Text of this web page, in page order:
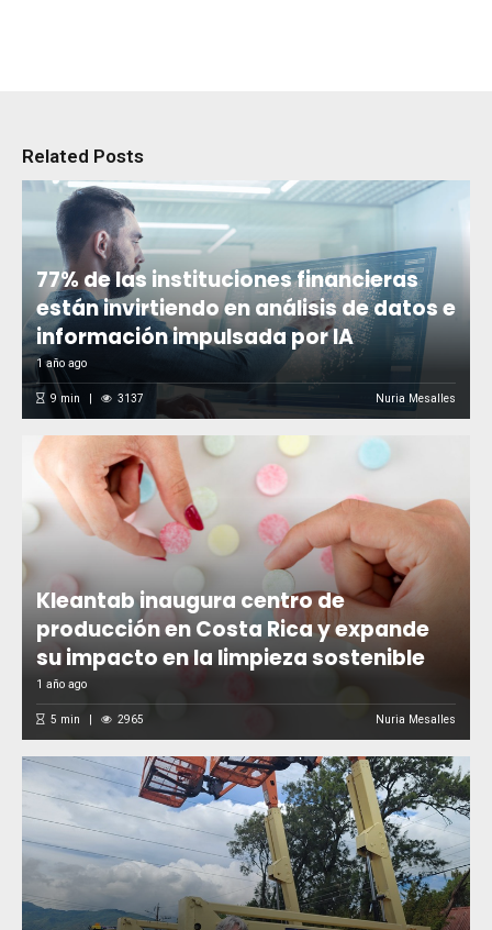
Related Posts
77% de las instituciones financieras
están invirtiendo en análisis de datos e
información impulsada por IA
1 año ago
9min 3137 Nuria Mesalles
Kleantab inaugura centro de
producción en Costa Rica y expande
su impacto en la limpieza sostenible
1 año ago
5 min 2965 Nuria Mesalles